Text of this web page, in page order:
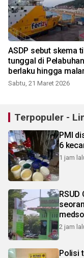
ASDP sebut skema
tunggal di
berlaku hingga
Sabtu, 21 Maret 2026
Terpopuler -
PMI
6
1 jam
2 jam
Polisi